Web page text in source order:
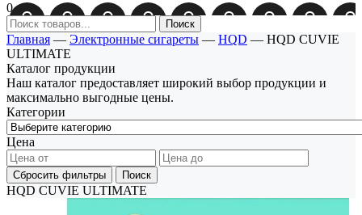
0
Поиск
Главная — Электронные сигареты — HQD — HQD CUVIE
ULTIMATE
Каталог продукции
Наш каталог предоставляет широкий выбор продукции и
максимально выгодные цены.
Категории
Цена
Сбросить фильтры Поиск
HQD CUVIE ULTIMATE